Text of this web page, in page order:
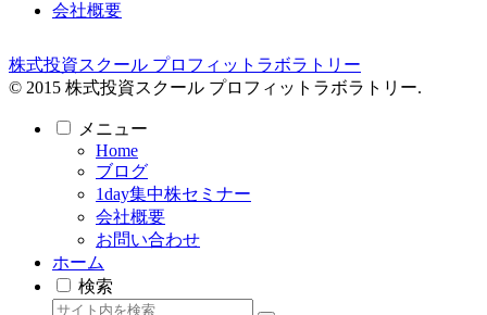
会社概要
株式投資スクール プロフィットラボラトリー
© 2015 株式投資スクール プロフィットラボラトリー.
メニュー
Home
ブログ
1day集中株セミナー
会社概要
お問い合わせ
ホーム
検索